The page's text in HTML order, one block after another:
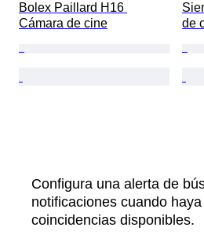
Bolex Paillard H16
Cámara de cine
de
Configura una alerta de
notificaciones cuando
coincidencias disponibles.